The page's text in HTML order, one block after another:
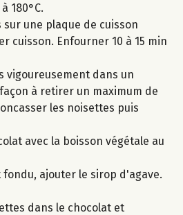
180°C.
sur une plaque de cuisson
cuisson. Enfourner 10 à 15 min
vigoureusement dans un
à retirer un maximum de
les noisettes puis
avec la boisson végétale au
fondu, ajouter le sirop d'agave.
dans le chocolat et